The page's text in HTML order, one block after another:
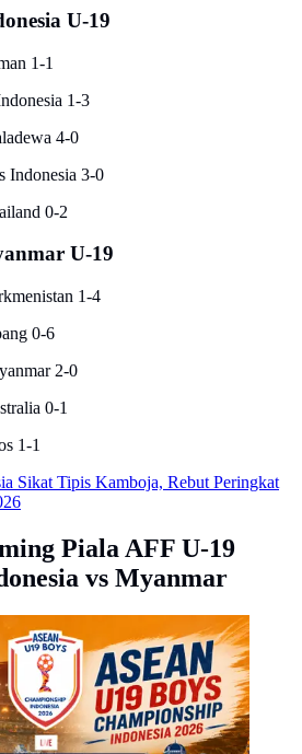
U-19
1-1
1-3
4-0
Indonesia 3-0
0-2
U-19
1-4
0-6
2-0
0-1
1-1
Sikat Tipis Kamboja, Rebut Peringkat
Piala AFF U-19
vs Myanmar